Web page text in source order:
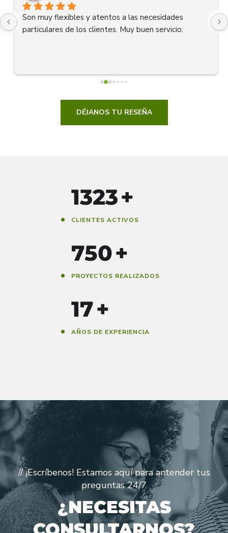
Son muy flexibles y atentos a las necesidades
particulares de los clientes. Muy buen servicio.
DÉJANOS TU RESEÑA
1500+
CLIENTES ACTIVOS
850+
PROYECTOS REALIZADOS
20+
AÑOS DE EXPERIENCIA
// ¡Escríbenos! Estamos aquí para antender tus
preguntas 24/7
¿NECESITAS